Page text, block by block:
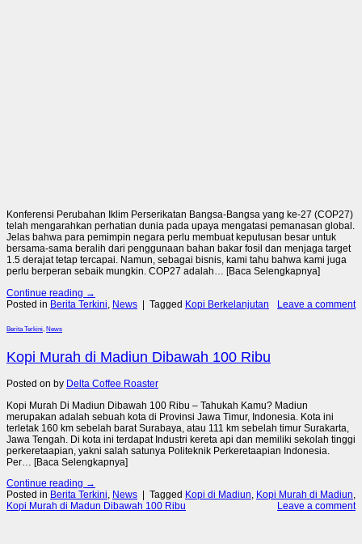
Konferensi Perubahan Iklim Perserikatan Bangsa-Bangsa yang ke-27 (COP27)
telah mengarahkan perhatian dunia pada upaya mengatasi pemanasan global.
Jelas bahwa para pemimpin negara perlu membuat keputusan besar untuk
bersama-sama beralih dari penggunaan bahan bakar fosil dan menjaga target
1.5 derajat tetap tercapai. Namun, sebagai bisnis, kami tahu bahwa kami juga
perlu berperan sebaik mungkin. COP27 adalah… [Baca Selengkapnya]
Continue reading →
Posted in Berita Terkini News | Tagged Kopi Berkelanjutan Leave a comment
Berita Terkini, News
Kopi Murah di Madiun Dibawah 100 Ribu
Posted on by Delta Coffee Roaster
Kopi Murah Di Madiun Dibawah 100 Ribu – Tahukah Kamu? Madiun
merupakan adalah sebuah kota di Provinsi Jawa Timur, Indonesia. Kota ini
terletak 160 km sebelah barat Surabaya, atau 111 km sebelah timur Surakarta,
Jawa Tengah. Di kota ini terdapat Industri kereta api dan memiliki sekolah tinggi
perkeretaapian, yakni salah satunya Politeknik Perkeretaapian Indonesia.
Per… [Baca Selengkapnya]
Continue reading →
Posted in Berita Terkini, News Tagged Kopi di Madiun, Kopi Murah di Madiun,
Kopi Murah di Madun Dibawah 100 Ribu
Leave a comment